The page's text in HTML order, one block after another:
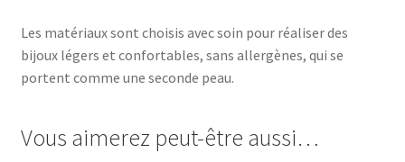
Les matériaux sont choisis avec soin pour réaliser des
bijoux légers et confortables, sans allergènes, qui se
portent comme une seconde peau.
Vous aimerez peut-être aussi…